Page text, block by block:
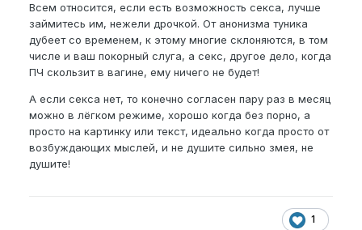
Всем относится, если есть возможность секса, лучше
займитесь им, нежели дрочкой. От анонизма туника
дубеет со временем, к этому многие склоняются, в том
числе и ваш покорный слуга, а секс, другое дело, когда
ПЧ скользит в вагине, ему ничего не будет!
А если секса нет, то конечно согласен пару раз в месяц
можно в лёгком режиме, хорошо когда без порно, а
просто на картинку или текст, идеально когда просто от
возбуждающих мыслей, и не душите сильно змея, не
душите!
1